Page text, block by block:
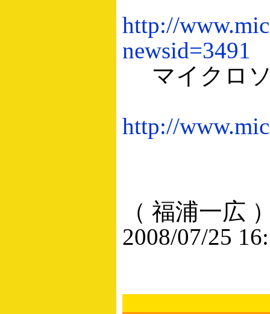
http://
newsid=3491
マイクロソ
http://
（ 福浦一広
2008/07/25